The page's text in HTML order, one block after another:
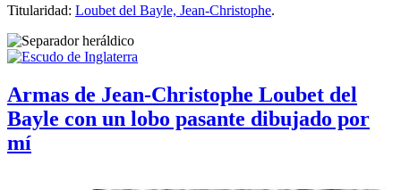
Titularidad: Loubet del Bayle, Jean-Christophe.
Armas de Jean-Christophe Loubet del
Bayle con un lobo pasante dibujado por
mí